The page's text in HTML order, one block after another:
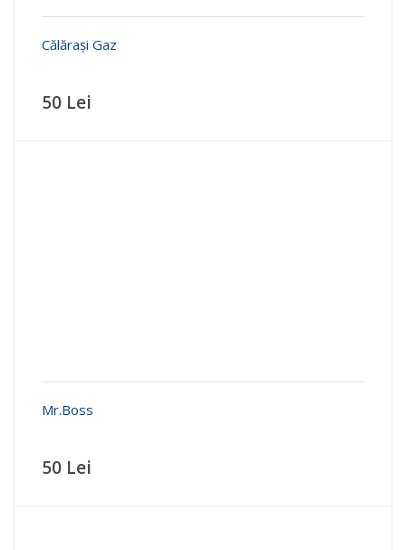
Călărași Gaz
50 Lei
Mr.Boss
50 Lei